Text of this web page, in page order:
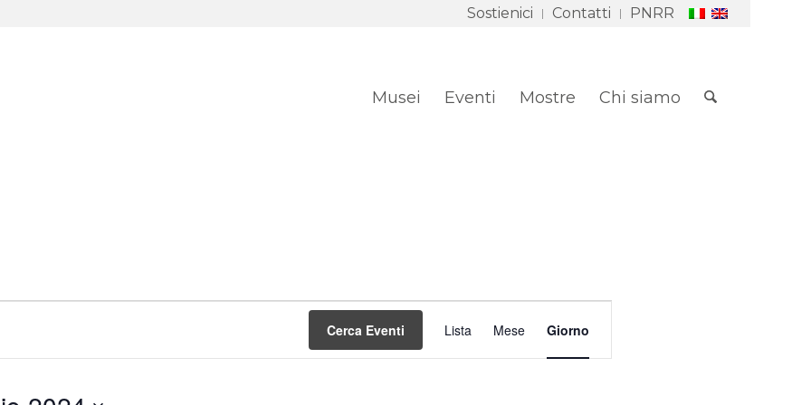
Sostienici Contatti PNRR
Musei Eventi Mostre Chi siamo
Cerca Eventi
Viste
Lista Mese Giorno